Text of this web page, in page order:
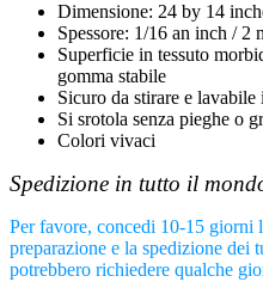
Dimensione: 24 by 14
Spessore: 1/16 an inch / 2
Superficie in tessuto
gomma stabile
Sicuro da stirare e lavabile
Si srotola senza pieghe o
Colori vivaci
Spedizione in tutto il
Per favore, concedi 10-15 giorni
preparazione e la spedizione
potrebbero richiedere qualche